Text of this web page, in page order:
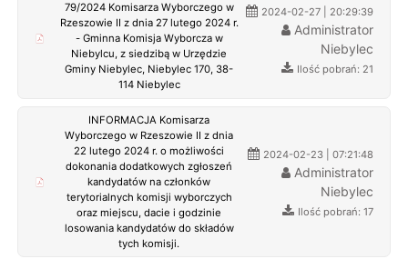
79/2024 Komisarza Wyborczego w
Rzeszowie II z dnia 27 lutego 2024 r.
- Gminna Komisja Wyborcza w
Niebylcu, z siedzibą w Urzędzie
Gminy Niebylec, Niebylec 170, 38-
114 Niebylec
2024-02-27 | 20:29:39
Administrator
Niebylec
Ilość pobrań: 21
INFORMACJA Komisarza
Wyborczego w Rzeszowie II z dnia
22 lutego 2024 r. o możliwości
dokonania dodatkowych zgłoszeń
kandydatów na członków
terytorialnych komisji wyborczych
oraz miejscu, dacie i godzinie
losowania kandydatów do składów
tych komisji.
2024-02-23 | 07:21:48
Administrator
Niebylec
Ilość pobrań: 17